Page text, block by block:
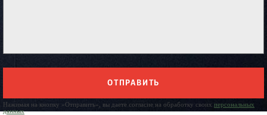
ОТПРАВИТЬ
Нажимая на кнопку «Отправить», вы даете согласие на обработку своих персональных
данных